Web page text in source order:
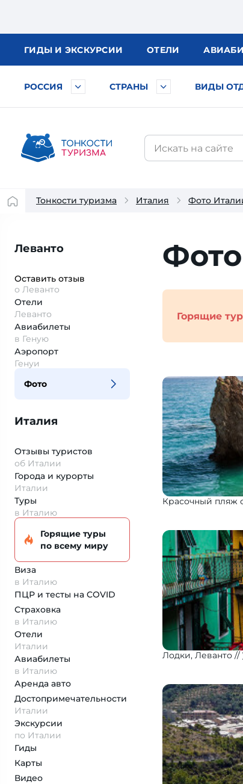
ГИДЫ И ЭКСКУРСИИ ОТЕЛИ АВИА
РОССИЯ СТРАНЫ ВИДЫ
Тонкости туризма Италия Фото
Леванто
Оставить отзыв
о Леванто
Отели
Леванто
Авиабилеты
в Геную
Аэропорт
Генуи
Фото
Италия
Отзывы туристов
об Италии
Города и курорты
Италии
Туры
в Италию
Горящие туры
по всему миру
Виза
в Италию
ПЦР и тесты на COVID
Страховка
в Италию
Отели
Италии
Авиабилеты
в Италию
Аренда авто
Достопримеча­тельности
Италии
Экскурсии
по Италии
Гиды
Карты
Видео
Горящие
Красочный пляж
Лодки, Леванто